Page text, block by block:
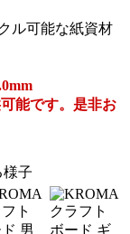
ル可能な紙資材
能です。是非お